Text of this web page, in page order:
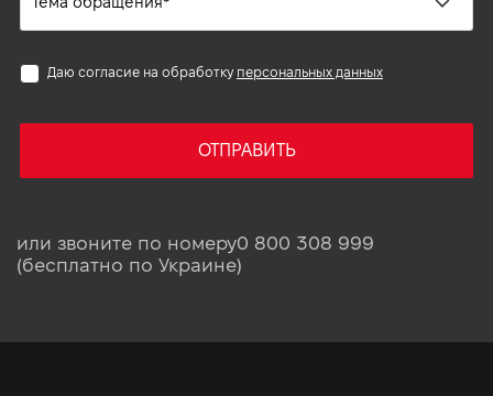
Даю согласие на обработку персональных данных
ОТПРАВИТЬ
или звоните по номеру0 800 308 999
(бесплатно по Украине)